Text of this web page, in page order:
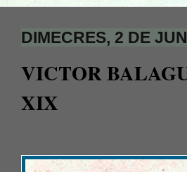
DIMECRES, 2 DE
VICTOR
XIX